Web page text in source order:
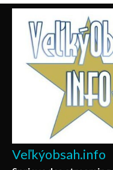
Skip
content
Veľkýobsah.info